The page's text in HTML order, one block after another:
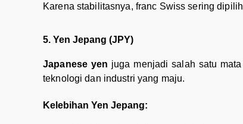
Karena stabilitasnya, franc Swiss sering
5. Yen Jepang (JPY)
Japanese yen juga menjadi salah satu
teknologi dan industri yang maju.
Kelebihan Yen Jepang: